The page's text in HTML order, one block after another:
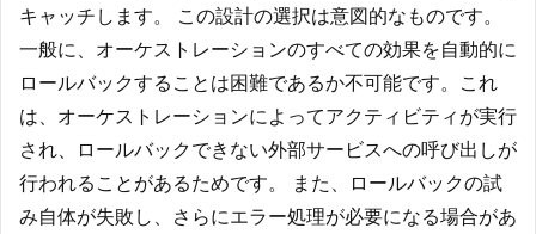
キャッチします。 この設計の選択は意図的なものです。
一般に、オーケストレーションのすべての効果を自動的に
ロールバックすることは困難であるか不可能です。これ
は、オーケストレーションによってアクティビティが実行
され、ロールバックできない外部サービスへの呼び出しが
行われることがあるためです。 また、ロールバックの試
み自体が失敗し、さらにエラー処理が必要になる場合があ